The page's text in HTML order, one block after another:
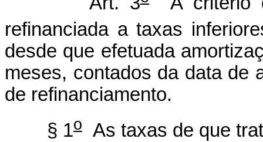
refinanciada a taxas
desde que efetuada
meses, contados da data de
de refinanciamento.
§ 1o
As taxas de que